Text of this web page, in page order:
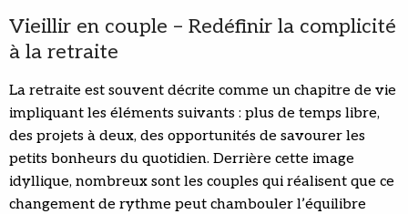
Vieillir en couple – Redéfinir la complicité
à la retraite
La retraite est souvent décrite comme un chapitre de vie
impliquant les éléments suivants : plus de temps libre,
des projets à deux, des opportunités de savourer les
petits bonheurs du quotidien. Derrière cette image
idyllique, nombreux sont les couples qui réalisent que ce
changement de rythme peut chambouler l’équilibre